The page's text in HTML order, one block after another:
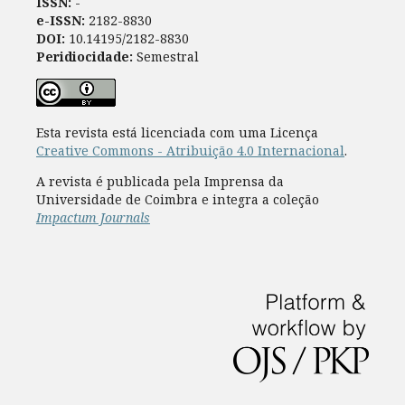
e-ISSN: 2182-8830
DOI: 10.14195/2182-8830
Peridiocidade: Semestral
Esta revista está licenciada com uma Licença
Creative Commons - Atribuição 4.0 Internacional.
A revista é publicada pela Imprensa da
Universidade de Coimbra e integra a coleção
Impactum Journals